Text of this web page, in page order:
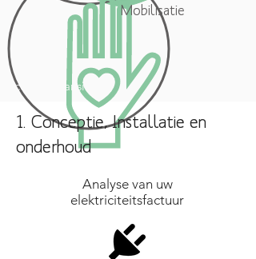
Mobilisatie
école en transition
1. Conceptie, Installatie en
onderhoud
Analyse van uw
elektriciteitsfactuur